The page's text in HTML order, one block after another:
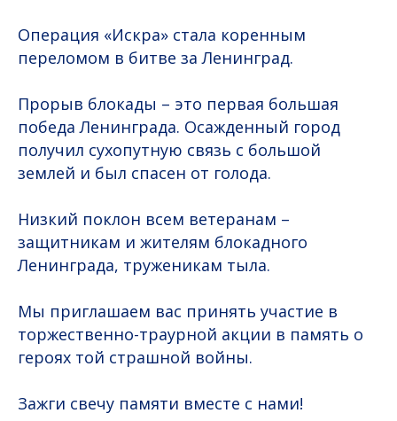
Операция «Искра» стала коренным
переломом в битве за Ленинград.
Прорыв блокады – это первая большая
победа Ленинграда. Осажденный город
получил сухопутную связь с большой
землей и был спасен от голода.
Низкий поклон всем ветеранам –
защитникам и жителям блокадного
Ленинграда, труженикам тыла.
Мы приглашаем вас принять участие в
торжественно-траурной акции в память о
героях той страшной войны.
Зажги свечу памяти вместе с нами!